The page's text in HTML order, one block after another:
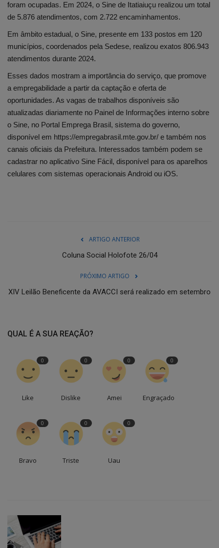
foram ocupadas. Em 2024, o Sine de Itatiaiuçu realizou um total
de 5.876 atendimentos, com 2.722 encaminhamentos.
Em âmbito estadual, o Sine, presente em 133 postos em 120
municípios, coordenados pela Sedese, realizou exatos 806.943
atendimentos durante 2024.
Esses dados mostram a importância do serviço, que promove
a empregabilidade a partir da captação e oferta de
oportunidades. As vagas de trabalhos disponíveis são
atualizadas diariamente no Painel de Informações interno sobre
o Sine, no Portal Emprega Brasil, sistema do governo,
disponível em https://empregabrasil.mte.gov.br/ e também nos
canais oficiais da Prefeitura. Interessados também podem se
cadastrar no aplicativo Sine Fácil, disponível para os aparelhos
celulares com sistemas operacionais Android ou iOS.
ARTIGO ANTERIOR
Coluna Social Holofote 26/04
PRÓXIMO ARTIGO
XIV Leilão Beneficente da AVACCI será realizado em setembro
QUAL É A SUA REAÇÃO?
0
Like
0
Dislike
0
Amei
0
Engraçado
0
Bravo
0
Triste
0
Uau